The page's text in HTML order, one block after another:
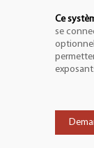
Ce
se